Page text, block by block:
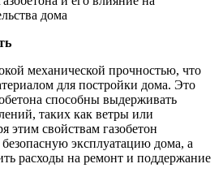
механической прочностью, что
для постройки дома. Это
способны выдерживать
таких как ветры или
этим свойствам газобетон
эксплуатацию дома, а
расходы на ремонт и поддержание